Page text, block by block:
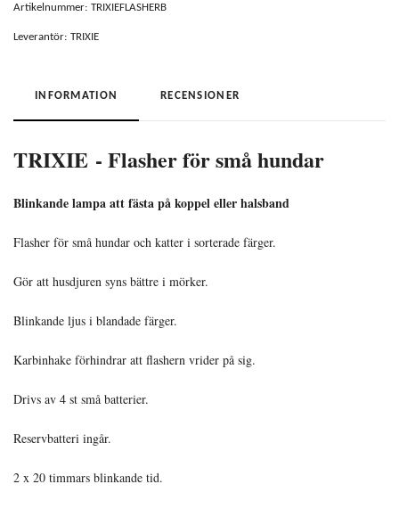
Artikelnummer: TRIXIEFLASHERB
Leverantör: TRIXIE
INFORMATION RECENSIONER
TRIXIE - Flasher för små hundar
Blinkande lampa att fästa på koppel eller halsband
Flasher för små hundar och katter i sorterade färger.
Gör att husdjuren syns bättre i mörker.
Blinkande ljus i blandade färger.
Karbinhake förhindrar att flashern vrider på sig.
Drivs av 4 st små batterier.
Reservbatteri ingår.
2 x 20 timmars blinkande tid.